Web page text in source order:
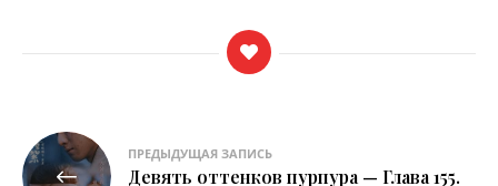
НавигацияПРЕДЫДУЩАЯ ЗАПИСЬ
Девять оттенков пурпура — Глава 155.